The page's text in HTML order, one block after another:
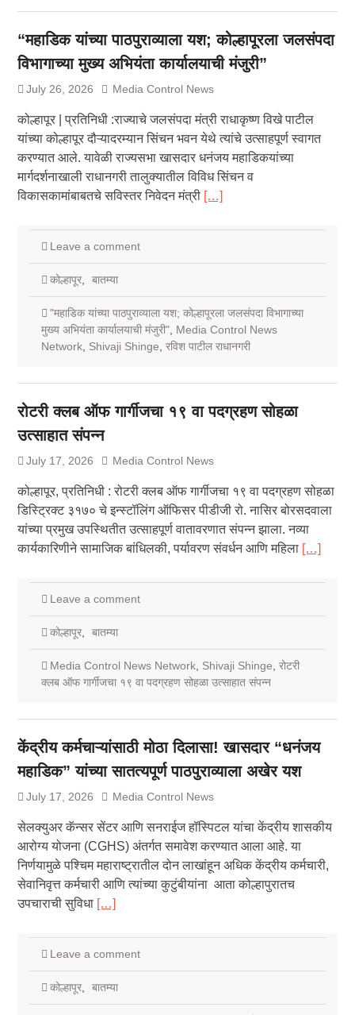
“महाडिक यांच्या पाठपुराव्याला यश; कोल्हापूरला जलसंपदा
विभागाच्या मुख्य अभियंता कार्यालयाची मंजुरी”
July 26, 2026 Media Control News
कोल्हापूर | प्रतिनिधी :राज्याचे जलसंपदा मंत्री राधाकृष्ण विखे पाटील
यांच्या कोल्हापूर दौऱ्यादरम्यान सिंचन भवन येथे त्यांचे उत्साहपूर्ण स्वागत
करण्यात आले. यावेळी राज्यसभा खासदार धनंजय महाडिकयांच्या
मार्गदर्शनाखाली राधानगरी तालुक्यातील विविध सिंचन व
विकासकामांबाबतचे सविस्तर निवेदन मंत्री […]
Leave a comment
कोल्हापूर, बातम्या
"महाडिक यांच्या पाठपुराव्याला यश; कोल्हापूरला जलसंपदा विभागाच्या
मुख्य अभियंता कार्यालयाची मंजुरी", Media Control News
Network, Shivaji Shinge रविश पाटील राधानगरी
रोटरी क्लब ऑफ गार्गीजचा १९ वा पदग्रहण सोहळा
उत्साहात संपन्न
July 17, 2026 Media Control News
कोल्हापूर, प्रतिनिधी : रोटरी क्लब ऑफ गार्गीजचा १९ वा पदग्रहण सोहळा
डिस्ट्रिक्ट ३१७० चे इन्स्टॉलिंग ऑफिसर पीडीजी रो. नासिर बोरसदवाला
यांच्या प्रमुख उपस्थितीत उत्साहपूर्ण वातावरणात संपन्न झाला. नव्या
कार्यकारिणीने सामाजिक बांधिलकी, पर्यावरण संवर्धन आणि महिला […]
Leave a comment
कोल्हापूर, बातम्या
Media Control News Network, Shivaji Shinge रोटरी
क्लब ऑफ गार्गीजचा १९ वा पदग्रहण सोहळा उत्साहात संपन्न
केंद्रीय कर्मचाऱ्यांसाठी मोठा दिलासा! खासदार “धनंजय
महाडिक” यांच्या सातत्यपूर्ण पाठपुराव्याला अखेर यश
July 17, 2026 Media Control News
सेलक्युअर कॅन्सर सेंटर आणि सनराईज हॉस्पिटल यांचा केंद्रीय शासकीय
आरोग्य योजना (CGHS) अंतर्गत समावेश करण्यात आला आहे. या
निर्णयामुळे पश्चिम महाराष्ट्रातील दोन लाखांहून अधिक केंद्रीय कर्मचारी,
सेवानिवृत्त कर्मचारी आणि त्यांच्या कुटुंबीयांना आता कोल्हापुरातच
उपचाराची सुविधा […]
Leave a comment
कोल्हापूर, बातम्या